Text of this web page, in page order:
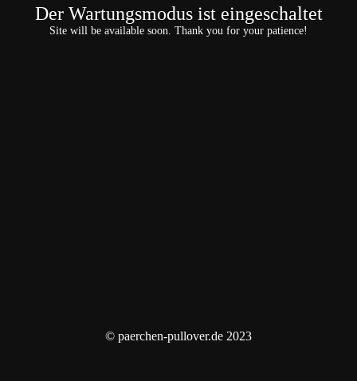
Der Wartungsmodus ist eingeschaltet
Site will be available soon. Thank you for your patience!
© paerchen-pullover.de 2023